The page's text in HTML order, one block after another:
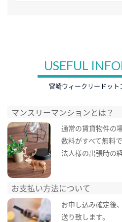
USEFUL
宮崎ウィークリードット
マンスリーマンションとは？
通常の賃貸物件の
数料がすべて無料
法人様の出張時の
お支払い方法について
お申し込み確定後
送り致します。